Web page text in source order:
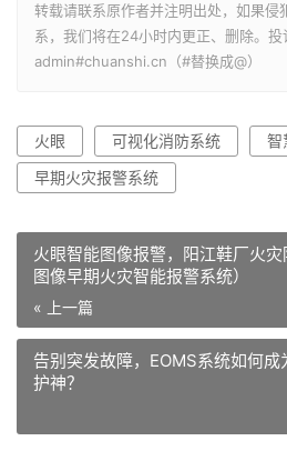
转载请联系原作者并注明出处，如果侵
系，我们将在24小时内更正、删除。投
admin#chuanshi.cn（#替换成@）
火眼 可视化消防系统
智
早期火灾报警系统
火眼智能图像报警，阳江鞋厂火
图像早期火灾智能报警系统）
« 上一篇
告别突发故障，EOMS系统如何
护神？